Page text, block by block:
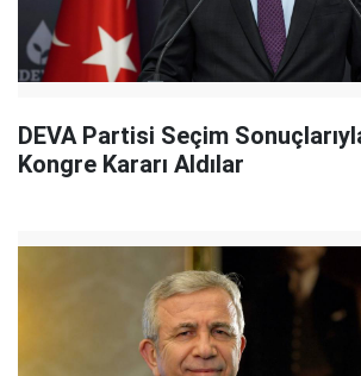
DEVA Partisi Seçim
Kongre Kararı Aldılar